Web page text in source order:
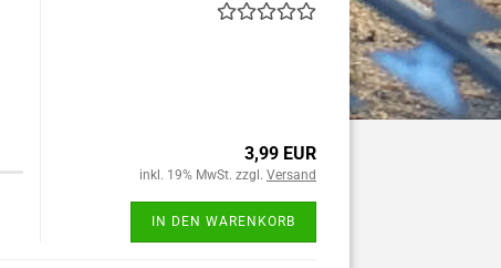
3,99 EUR
inkl. 19% MwSt. zzgl. Versand
IN DEN WARENKORB